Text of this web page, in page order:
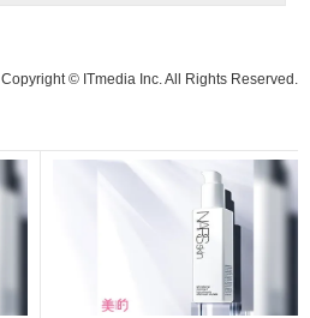
Copyright © ITmedia Inc. All Rights Reserved.